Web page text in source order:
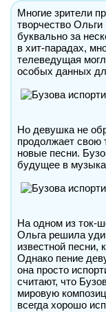
Многие зрители
творчество
буквально за
в хит-парадах,
телеведущая
особых данных
Но девушка не
продолжает свою
новые песни.
будущее в
На одном из ток-
Ольга решила
известной песни,
Однако пение
она просто
считают, что
мировую
всегда хорошо